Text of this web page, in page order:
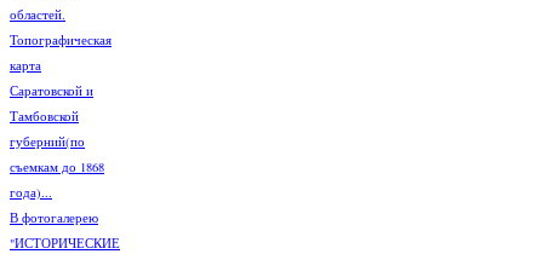
областей.
Топографическая
карта
Саратовской и
Тамбовской
губерний(по
съемкам до 1868
года)...
В фотогалерею
"ИСТОРИЧЕСКИЕ